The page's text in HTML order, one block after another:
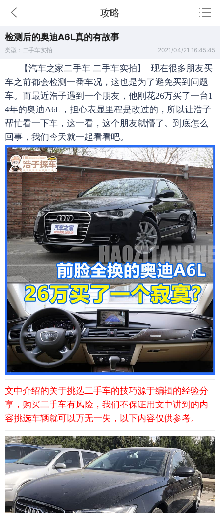
攻略
检测后的奥迪A6L真的有故事
类型：二手车实拍 2021/04/21 16:45:45
【汽车之家二手车 二手车实拍】 现在很多朋友买
车之前都会检测一番车况，这也是为了避免买到问题
车。而最近浩子遇到一个朋友，他刚花26万买了一台1
4年的奥迪A6L，担心表显里程是改过的，所以让浩子
帮忙看一下车，这一看，这个朋友就懵了。到底怎么
回事，我们今天就一起看看吧。
文中介绍的关于挑选二手车的技巧源于编辑的经验分
享，购买二手车有风险，我们不保证用文中讲到的内
容挑选车辆就可以万无一失，以下内容仅供参考。